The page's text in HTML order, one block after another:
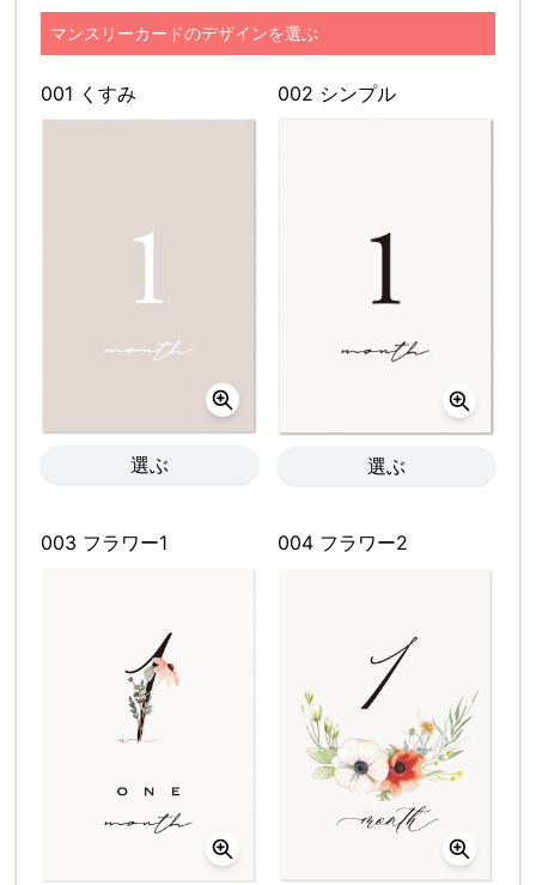
マンスリーカードのデザインを選ぶ
001 くすみ
選ぶ
002 シンプル
選ぶ
003 フラワー1 004 フラワー2